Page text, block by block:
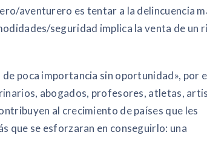
aventurero es tentar a la delincuencia
seguridad implica la venta de un
poca importancia sin oportunidad», por
abogados, profesores, atletas,
al crecimiento de países que les
que se esforzaran en conseguirlo: una